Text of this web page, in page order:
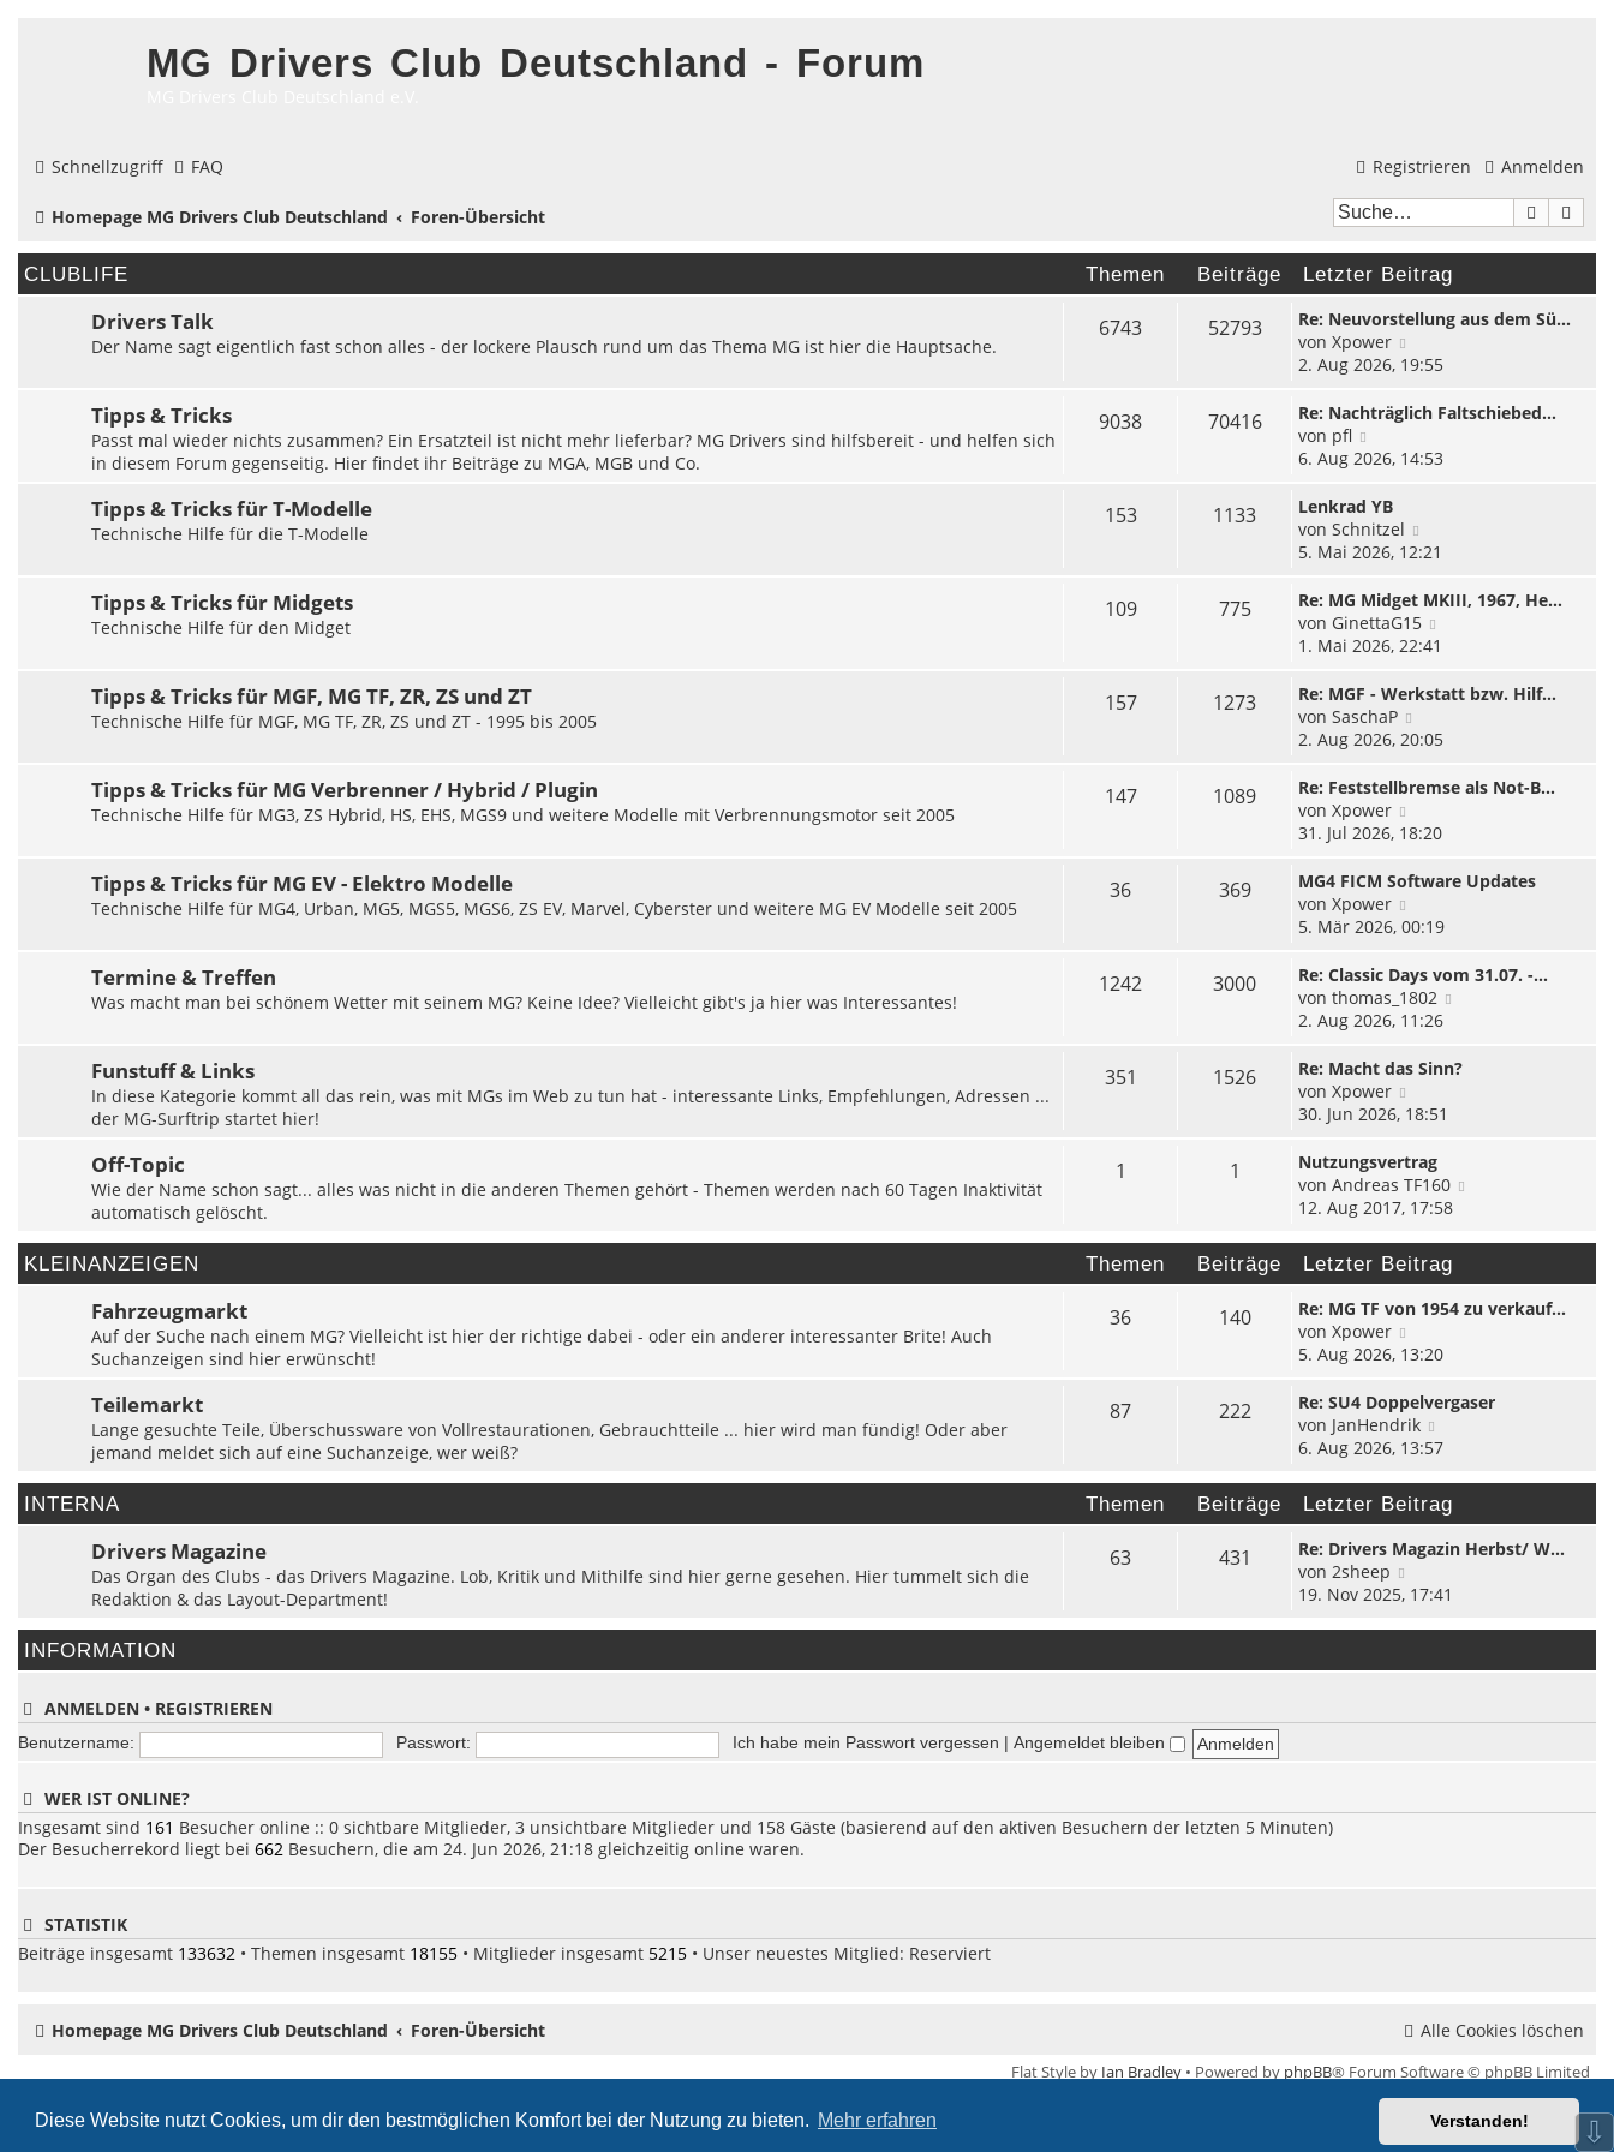
Diese Website nutzt Cookies, um dir den bestmöglichen Komfort bei der Nutzung zu bieten. Mehr erfahren Verstanden!
MG Drivers Club Deutschland - Forum
Schnellzugriff FAQ Anmelden
Registrieren
Homepage MG Drivers Club Deutschland Foren-Übersicht Suche
CLUBLIFE Themen Beiträge Letzter Beitrag
Drivers Talk
Der Name sagt eigentlich fast schon alles - der lockere Plausch rund um das Thema MG ist hier die Hauptsache.
6743 52793
Re: Neuvorstellung aus dem Sü…
von Xpower
e
e
t
B
e
t
r
a
g
2. Aug 2026, 19:55
Tipps & Tricks
Passt mal wieder nichts zusammen? Ein Ersatzteil ist nicht mehr lieferbar? MG Drivers sind hilfsbereit - und helfen sich
in diesem Forum gegenseitig. Hier findet ihr Beiträge zu MGA, MGB und Co.
9038 70416
Re: Nachträglich Faltschiebed…
von pfl
e
e
s
t
r
B
e
r
a
g
6. Aug 2026, 14:53
Tipps & Tricks für T-Modelle
Technische Hilfe für die T-Modelle
153 1133
Lenkrad YB
von Schnitzel
e
e
s
t
r
e
t
r
a
g
5. Mai 2026, 12:21
Tipps & Tricks für Midgets
Technische Hilfe für den Midget
109 775
Re: MG Midget MKIII, 1967, He…
von GinettaG15
e
t
r
e
t
r
a
g
1. Mai 2026, 22:41
Tipps & Tricks für MGF, MG TF, ZR, ZS und ZT
Technische Hilfe für MGF, MG TF, ZR, ZS und ZT - 1995 bis 2005
157 1273
Re: MGF - Werkstatt bzw. Hilf…
von SaschaP
e
e
t
r
e
t
r
a
g
2. Aug 2026, 20:05
Tipps & Tricks für MG Verbrenner / Hybrid / Plugin
Technische Hilfe für MG3, ZS Hybrid, HS, EHS, MGS9 und weitere Modelle mit Verbrennungsmotor seit 2005
147 1089
Re: Feststellbremse als Not-B…
von Xpower
e
e
t
r
B
e
t
r
a
g
31. Jul 2026, 18:20
Tipps & Tricks für MG EV - Elektro Modelle
Technische Hilfe für MG4, Urban, MG5, MGS5, MGS6, ZS EV, Marvel, Cyberster und weitere MG EV Modelle seit 2005
36 369
MG4 FICM Software Updates
von Xpower
e
e
s
t
r
e
t
r
a
g
5. Mär 2026, 00:19
Termine & Treffen
Was macht man bei schönem Wetter mit seinem MG? Keine Idee? Vielleicht gibt's ja hier was Interessantes!
1242 3000
Re: Classic Days vom 31.07. -…
von thomas_1802
e
B
t
g
2. Aug 2026, 11:26
Funstuff & Links
In diese Kategorie kommt all das rein, was mit MGs im Web zu tun hat - interessante Links, Empfehlungen, Adressen ...
der MG-Surftrip startet hier!
351 1526
Re: Macht das Sinn?
von Xpower
e
e
s
t
r
B
i
r
g
30. Jun 2026, 18:51
Off-Topic
Wie der Name schon sagt... alles was nicht in die anderen Themen gehört - Themen werden nach 60 Tagen Inaktivität
automatisch gelöscht.
1 1
Nutzungsvertrag
von Andreas TF160
e
i
a
12. Aug 2017, 17:58
KLEINANZEIGEN Themen Beiträge Letzter Beitrag
Fahrzeugmarkt
Auf der Suche nach einem MG? Vielleicht ist hier der richtige dabei - oder ein anderer interessanter Brite! Auch
Suchanzeigen sind hier erwünscht!
36 140
Re: MG TF von 1954 zu verkauf…
von Xpower
e
e
s
t
r
B
i
r
a
5. Aug 2026, 13:20
Teilemarkt
Lange gesuchte Teile, Überschussware von Vollrestaurationen, Gebrauchtteile ... hier wird man fündig! Oder aber
jemand meldet sich auf eine Suchanzeige, wer weiß?
87 222
Re: SU4 Doppelvergaser
von JanHendrik
e
s
e
r
B
e
t
a
6. Aug 2026, 13:57
INTERNA Themen Beiträge Letzter Beitrag
Drivers Magazine
Das Organ des Clubs - das Drivers Magazine. Lob, Kritik und Mithilfe sind hier gerne gesehen. Hier tummelt sich die
Redaktion & das Layout-Department!
63 431
Re: Drivers Magazin Herbst/ W…
von 2sheep
e
r
t
19. Nov 2025, 17:41
INFORMATION
ANMELDEN • REGISTRIEREN
Benutzername: Passwort: Ich habe mein Passwort vergessen | Angemeldet bleiben
WER IST ONLINE?
Insgesamt sind 161 Besucher online :: 0 sichtbare Mitglieder, 3 unsichtbare Mitglieder und 158 Gäste (basierend auf den aktiven Besuchern der letzten 5 Minuten)
Der Besucherrekord liegt bei 662 Besuchern, die am 24. Jun 2026, 21:18 gleichzeitig online waren.
STATISTIK
Beiträge insgesamt 133632 • Themen insgesamt 18155 • Mitglieder insgesamt 5215 • Unser neuestes Mitglied: Reserviert
Homepage MG Drivers Club Deutschland Foren-Übersicht Alle Cookies löschen
Flat Style by Ian Bradley • Powered by phpBB® Forum Software © phpBB Limited
Deutsche Übersetzung durchphpBB.de
⇩